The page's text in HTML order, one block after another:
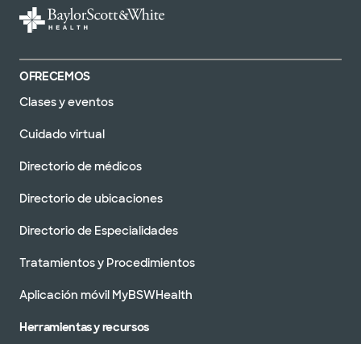
OFRECEMOS
Clases y eventos
Cuidado virtual
Directorio de médicos
Directorio de ubicaciones
Directorio de Especialidades
Tratamientos y Procedimientos
Aplicación móvil MyBSWHealth
Herramientas y recursos